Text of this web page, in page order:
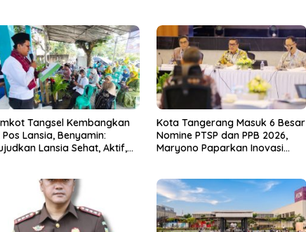
Tangsel Kembangkan
Pos Lansia, Benyamin:
Lansia Sehat, Aktif,
Kota Tangerang Masuk 6 Besar
Nomine PTSP dan PPB 2026,
Maryono Paparkan Inovasi